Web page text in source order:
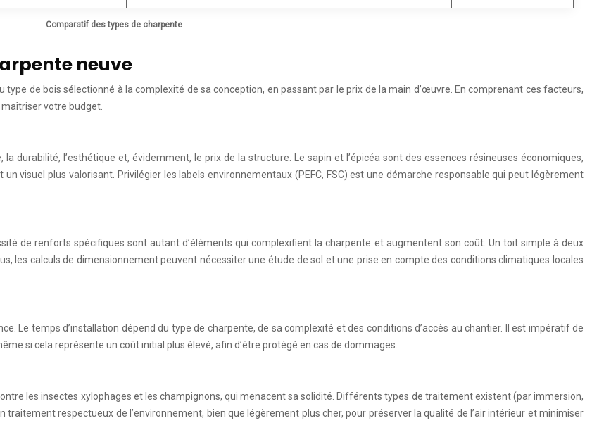
Comparatif des types de charpente
neuve
de bois sélectionné à la complexité de sa conception, en passant par le prix de la main d’œuvre. En comprenant ces facteurs,
votre budget.
durabilité, l’esthétique et, évidemment, le prix de la structure. Le sapin et l’épicéa sont des essences résineuses économiques,
visuel plus valorisant. Privilégier les labels environnementaux (PEFC, FSC) est une démarche responsable qui peut légèrement
de renforts spécifiques sont autant d’éléments qui complexifient la charpente et augmentent son coût. Un toit simple à deux
les calculs de dimensionnement peuvent nécessiter une étude de sol et une prise en compte des conditions climatiques locales
Le temps d’installation dépend du type de charpente, de sa complexité et des conditions d’accès au chantier. Il est impératif de
si cela représente un coût initial plus élevé, afin d’être protégé en cas de dommages.
les insectes xylophages et les champignons, qui menacent sa solidité. Différents types de traitement existent (par immersion,
respectueux de l’environnement, bien que légèrement plus cher, pour préserver la qualité de l’air intérieur et minimiser